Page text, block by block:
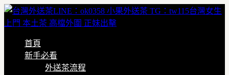
首頁
新手必看
外送茶流程